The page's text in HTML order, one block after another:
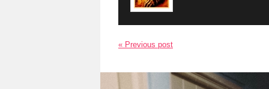
« Previous post